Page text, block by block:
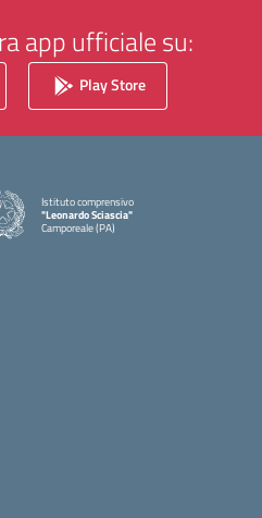
app ufficiale su:
Play Store
Istituto comprensivo
"Leonardo Sciascia"
Camporeale (PA)
— Visita la pagina iniziale della scuola